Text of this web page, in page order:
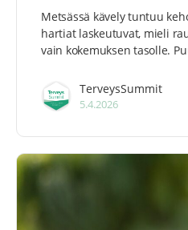
Metsässä kävely tuntuu
hartiat laskeutuvat, mieli
vain kokemuksen tasolle.
TerveysSummit
5.4.2026